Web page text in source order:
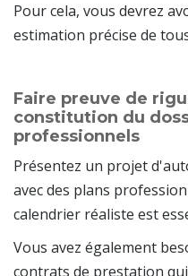
Pour cela, vous devrez
estimation précise de
Faire preuve de
constitution du
professionnels
Présentez un projet
avec des plans
calendrier réaliste est
Vous avez également
contrats de prestation